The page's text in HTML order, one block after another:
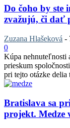
Do čoho by ste
zvažujú, či dať
Zuzana Hlašeková -
0
Kúpa nehnuteľnosti
prieskum
pri tejto otázke delia
Bratislava sa
projekt. Medze